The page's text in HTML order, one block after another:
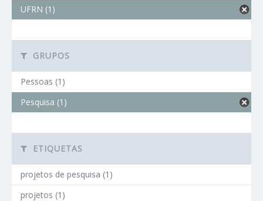
UFRN (1)
GRUPOS
Pessoas (1)
Pesquisa (1)
ETIQUETAS
projetos de pesquisa (1)
projetos (1)